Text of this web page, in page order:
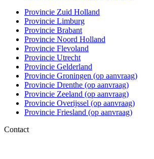
Provincie Zuid Holland
Provincie Limburg
Provincie Brabant
Provincie Noord Holland
Provincie Flevoland
Provincie Utrecht
Provincie Gelderland
Provincie Groningen (op aanvraag)
Provincie Drenthe (op aanvraag)
Provincie Zeeland (op aanvraag)
Provincie Overijssel (op aanvraag)
Provincie Friesland (op aanvraag)
Contact